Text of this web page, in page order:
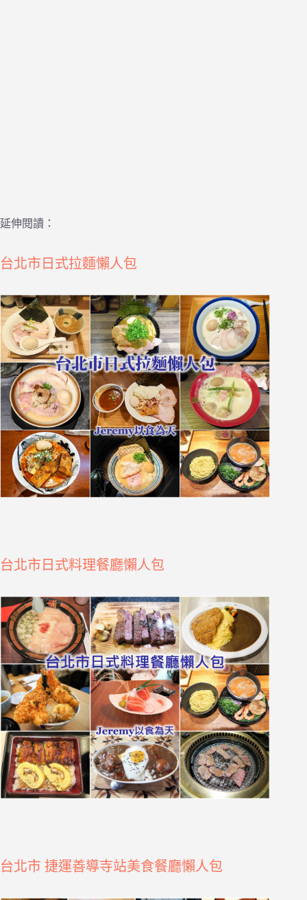
延伸閱讀：
台北市日式拉麵懶人包
台北市日式料理餐廳懶人包
台北市 捷運善導寺站美食餐廳懶人包